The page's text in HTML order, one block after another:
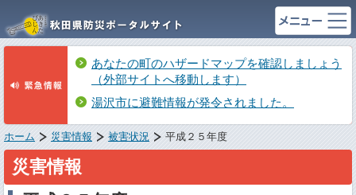
あなたの町のハザードマップを確認しましょう
（外部サイトへ移動します）
湯沢市に避難情報が発令されました。
ホーム 災害情報 被害状況 平成２５年度
災害情報